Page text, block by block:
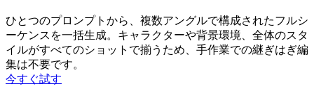
ひとつのプロンプトから、複数アングルで構成されたフルシ
ーケンスを一括生成。キャラクターや背景環境、全体のスタ
イルがすべてのショットで揃うため、手作業での継ぎはぎ編
集は不要です。
今すぐ試す